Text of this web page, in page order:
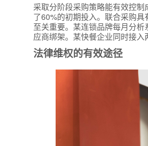
采取分阶段采购策略能有效控
了60%的初期投入。联合采购
至关重要。某连锁品牌每月分
应商绑架。某快餐企业同时接入
法律维权的有效途径